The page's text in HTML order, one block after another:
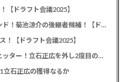
【ドラフト会議2025】
カープドラ3勝田成！近畿大163cmセカンド！菊池涼介の後継者候補！【ドラフト会議2025】
！【ドラフト会議2025】
カープドラ1平川蓮！187cmのスイッチヒッター！立石正広を外し2度目の重複も新井監督がクジを引き当てる！【ドラフト会議2025】
立石正広の獲得なるか